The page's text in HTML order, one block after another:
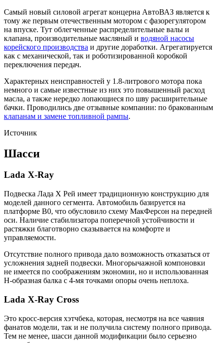
Самый новый силовой агрегат концерна АвтоВАЗ является к
тому же первым отечественным мотором с фазорегулятором
на впуске. Тут облегченные распределительные валы и
клапана, производительные масляный и водяной насосы
корейского производства и другие доработки. Агрегатируется
как с механической, так и роботизированной коробкой
переключения передач.
Характерных неисправностей у 1.8-литрового мотора пока
немного и самые известные из них это повышенный расход
масла, а также нередко лопающиеся по шву расширительные
бачки. Проводились две отзывные компании: по бракованным
клапанам и замене топливной рампы.
Источник
Шасси
Lada X-Ray
Подвеска Лада Х Рей имеет традиционную конструкцию для
моделей данного сегмента. Автомобиль базируется на
платформе В0, что обусловило схему МакФерсон на передней
оси. Наличие стабилизатора поперечной устойчивости и
растяжки благотворно сказывается на комфорте и
управляемости.
Отсутствие полного привода дало возможность отказаться от
усложнения задней подвески. Многорычажной компоновки
не имеется по соображениям экономии, но и использованная
Н-образная балка с 4-мя точками опоры очень неплоха.
Lada X-Ray Cross
Это кросс-версия хэтчбека, которая, несмотря на все чаяния
фанатов модели, так и не получила систему полного привода.
Тем не менее, шасси данной модификации было серьезно